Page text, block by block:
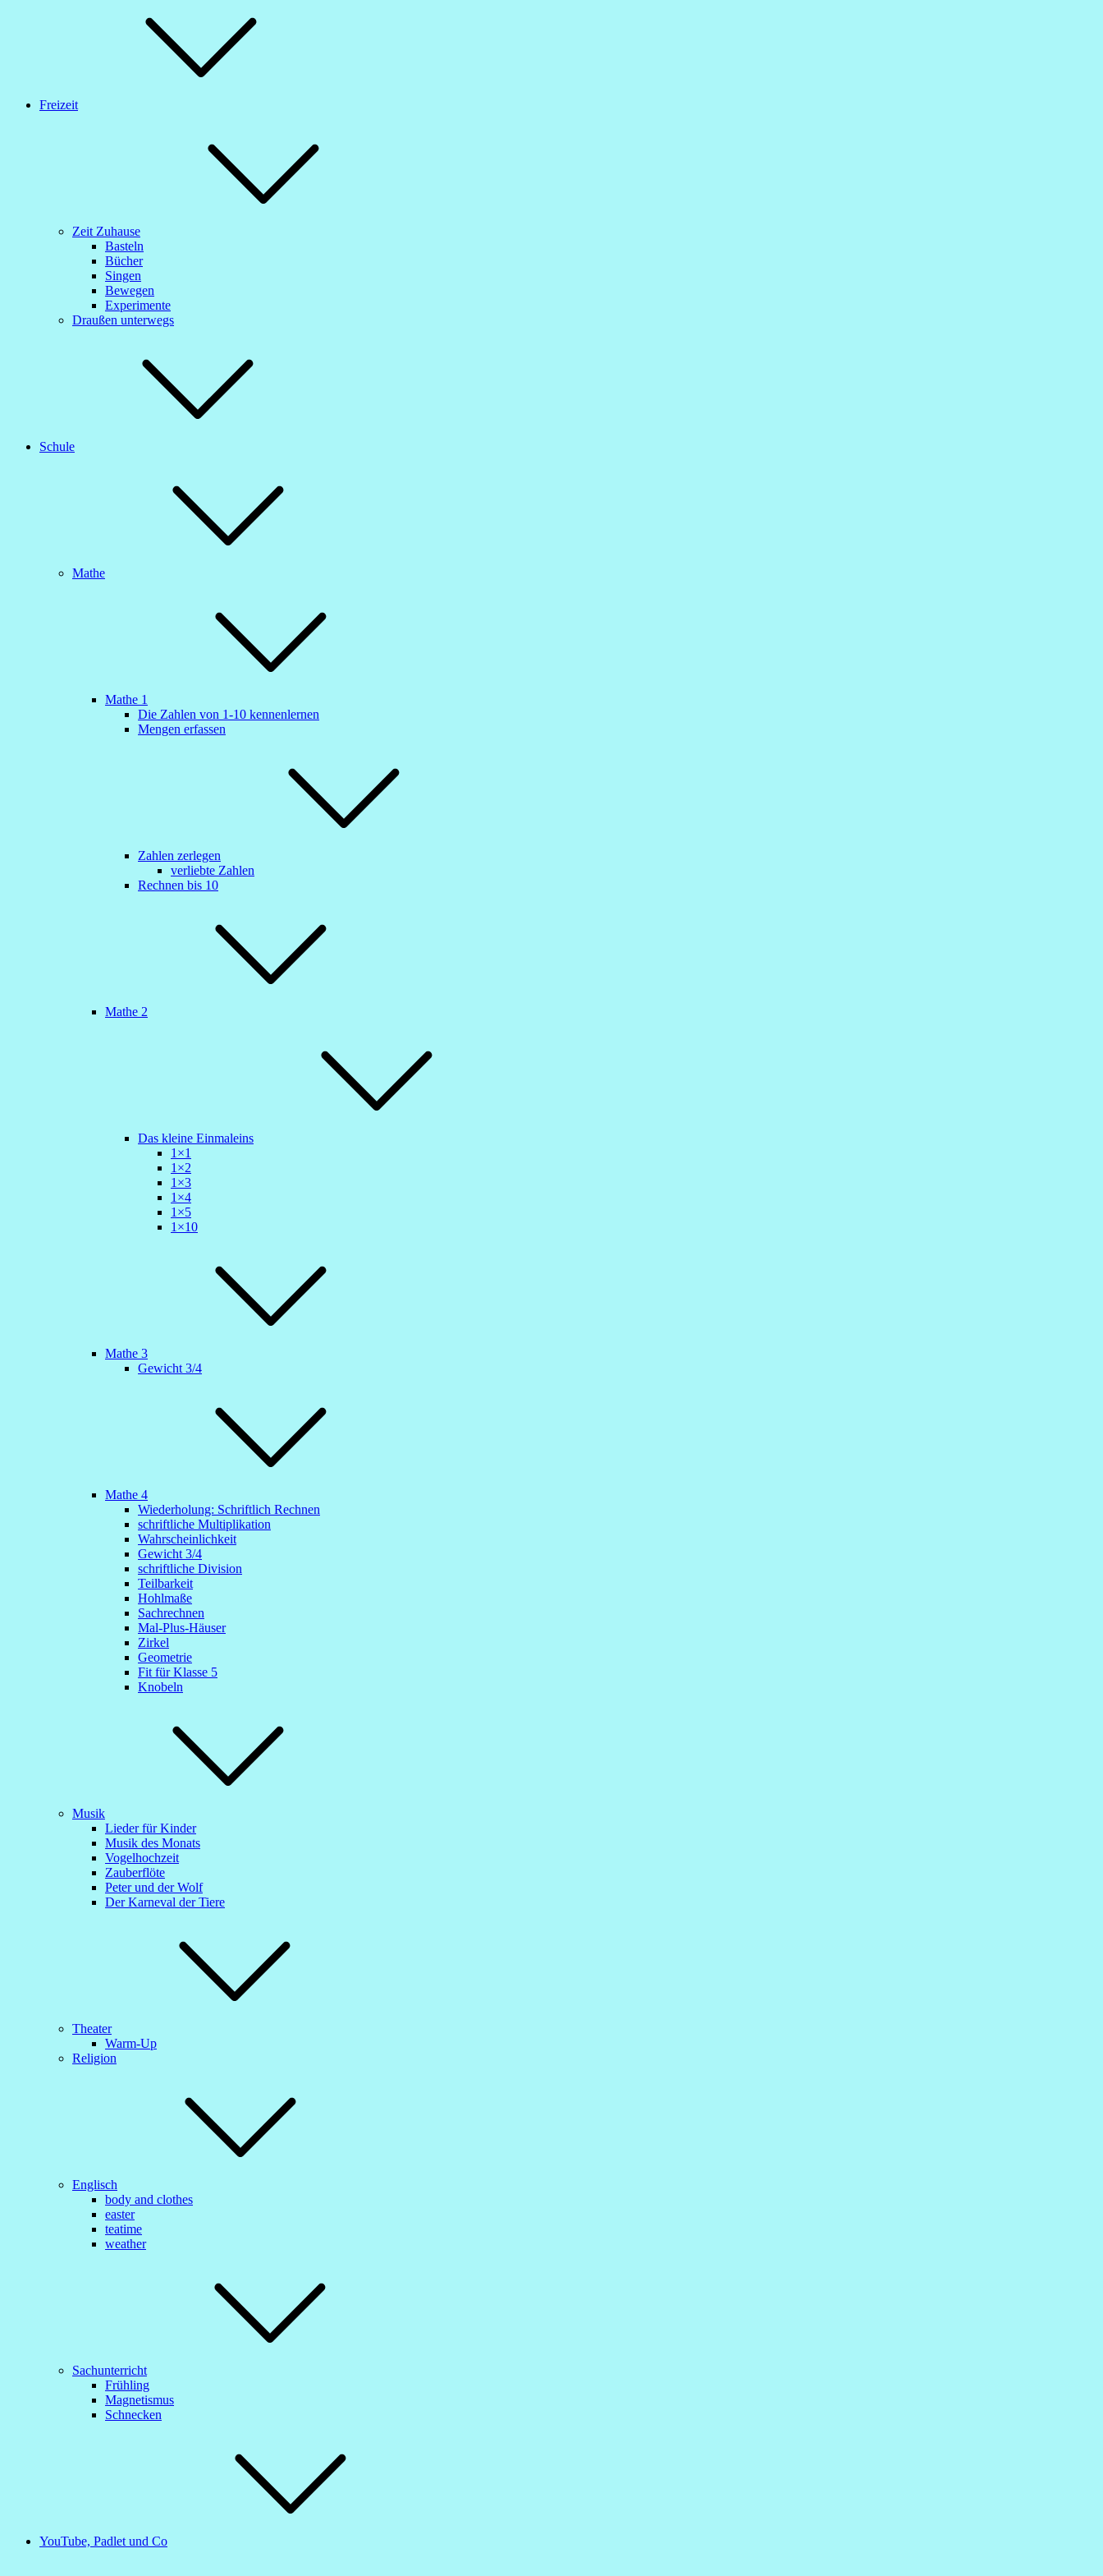
Freizeit
Zeit Zuhause
Basteln
Bücher
Singen
Bewegen
Experimente
Draußen unterwegs
Schule
Mathe
Mathe 1
Die Zahlen von 1-10 kennenlernen
Mengen erfassen
Zahlen zerlegen
verliebte Zahlen
Rechnen bis 10
Mathe 2
Das kleine Einmaleins
1×1
1×2
1×3
1×4
1×5
1×10
Mathe 3
Gewicht 3/4
Mathe 4
Wiederholung: Schriftlich Rechnen
schriftliche Multiplikation
Wahrscheinlichkeit
Gewicht 3/4
schriftliche Division
Teilbarkeit
Hohlmaße
Sachrechnen
Mal-Plus-Häuser
Zirkel
Geometrie
Fit für Klasse 5
Knobeln
Musik
Lieder für Kinder
Musik des Monats
Vogelhochzeit
Zauberflöte
Peter und der Wolf
Der Karneval der Tiere
Theater
Warm-Up
Religion
Englisch
body and clothes
easter
teatime
weather
Sachunterricht
Frühling
Magnetismus
Schnecken
YouTube, Padlet und Co